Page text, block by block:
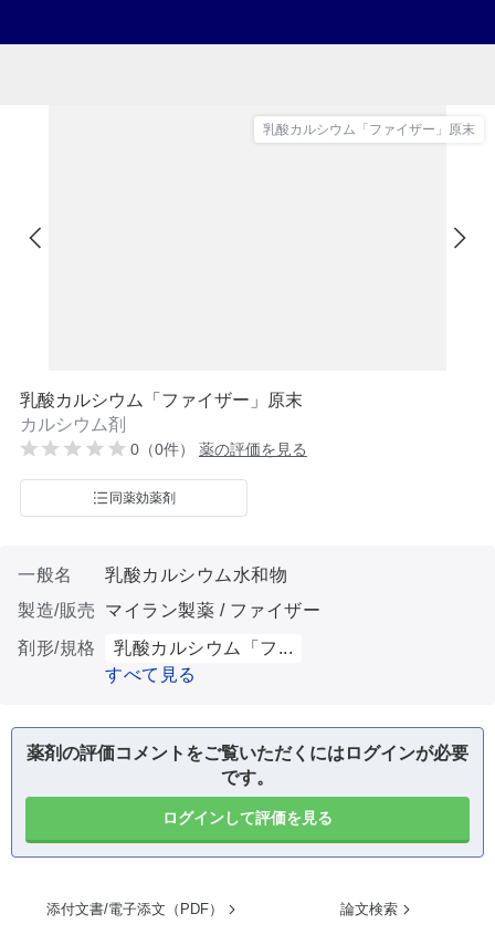
乳酸カルシウム「ファイザー」原末
乳酸カルシウム「ファイザー」原末
カルシウム剤
0（0件） 薬の評価を見る
同薬効薬剤
一般名
乳酸カルシウム水和物
製造/販売
マイラン製薬 / ファイザー
剤形/規格
乳酸カルシウム「フ...
すべて見る
薬剤の評価コメントをご覧いただくにはログインが必要
です。
ログインして評価を見る
添付文書/電子添文（PDF） 論文検索